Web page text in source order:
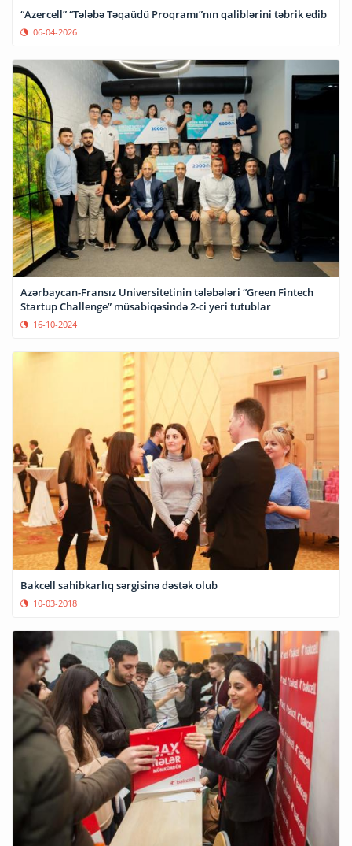
“Azercell” “Tələbə Təqaüdü Proqramı”nın qaliblərini təbrik edib
06-04-2026
Azərbaycan-Fransız Universitetinin tələbələri “Green Fintech
Startup Challenge” müsabiqəsində 2-ci yeri tutublar
16-10-2024
Bakcell sahibkarlıq sərgisinə dəstək olub
10-03-2018